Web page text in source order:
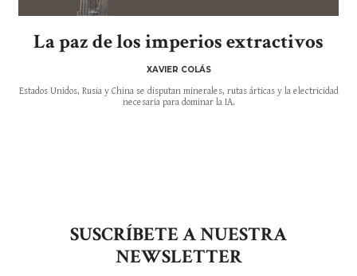
La paz de los imperios extractivos
XAVIER COLÁS
Estados Unidos, Rusia y China se disputan minerales, rutas árticas y la electricidad
necesaria para dominar la IA.
SUSCRÍBETE A NUESTRA
NEWSLETTER